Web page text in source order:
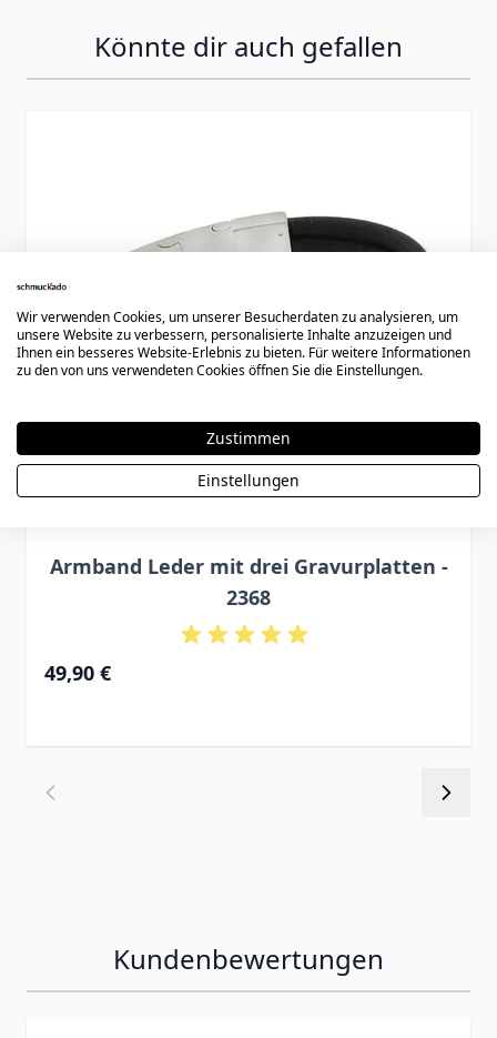
Könnte dir auch gefallen
Armband Leder mit drei Gravurplatten -
2368
49,90 €
Kundenbewertungen
Wir verwenden Cookies, um unserer Besucherdaten zu analysieren, um
unsere Website zu verbessern, personalisierte Inhalte anzuzeigen und
Ihnen ein besseres Website-Erlebnis zu bieten. Für weitere Informationen
zu den von uns verwendeten Cookies öffnen Sie die Einstellungen.
Zustimmen
Einstellungen